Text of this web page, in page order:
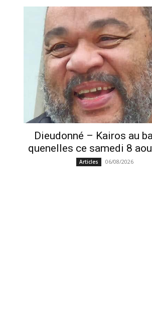
Dieudonné – Kairos au
quenelles ce samedi 8
Articles 06/08/2026